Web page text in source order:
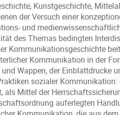
Kunstgeschichte,
der Versuch einer
und
des Themas bedingten
Kommunikationsgeschichte
Kommunikation in der
Wappen, der Einblattdrucke
sozialer
Mittel der
auferlegten